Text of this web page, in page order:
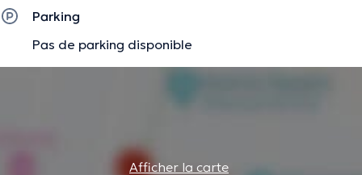
Parking
Pas de parking disponible
Afficher la carte